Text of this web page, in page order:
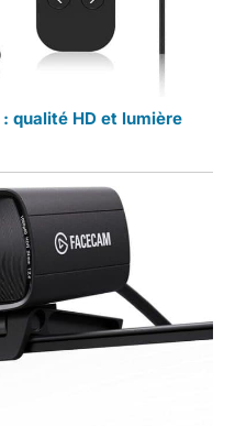
qualité HD et lumière